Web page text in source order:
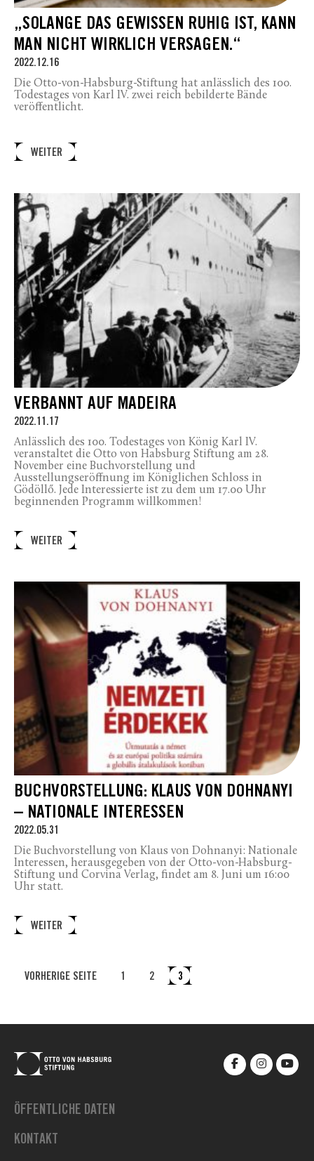
„SOLANGE DAS GEWISSEN RUHIG IST, KANN
MAN NICHT WIRKLICH VERSAGEN.“
2022.12.16
Die Otto-von-Habsburg-Stiftung hat anlässlich des 100.
Todestages von Karl IV. zwei reich bebilderte Bände
veröffentlicht.
WEITER
VERBANNT AUF MADEIRA
2022.11.17
Anlässlich des 100. Todestages von König Karl IV.
veranstaltet die Otto von Habsburg Stiftung am 28.
November eine Buchvorstellung und
Ausstellungseröffnung im Königlichen Schloss in
Gödöllő. Jede Interessierte ist zu dem um 17.00 Uhr
beginnenden Programm willkommen!
WEITER
BUCHVORSTELLUNG: KLAUS VON DOHNANYI
– NATIONALE INTERESSEN
2022.05.31
Die Buchvorstellung von Klaus von Dohnanyi: Nationale
Interessen, herausgegeben von der Otto-von-Habsburg-
Stiftung und Corvina Verlag, findet am 8. Juni um 16:00
Uhr statt.
WEITER
VORHERIGE SEITE 1 2 3
ÖFFENTLICHE DATEN
KONTAKT